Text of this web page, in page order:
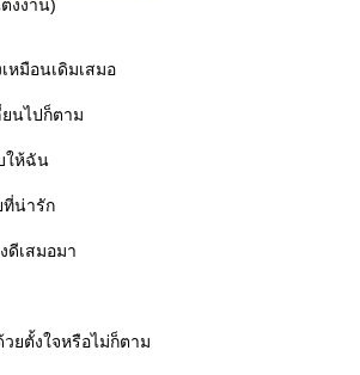
งงาน)
หมือนเดิมเสมอ
นไปก็ตาม
ให้ฉัน
น่ารัก
เสมอมา
ยตั้งใจหรือไม่ก็ตาม